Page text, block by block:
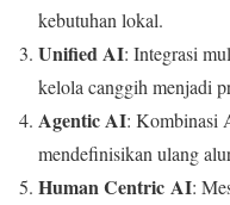
kebutuhan lokal.
Unified AI: Integrasi
kelola canggih menjadi
Agentic AI: Kombinasi
mendefinisikan ulang
Human Centric AI: